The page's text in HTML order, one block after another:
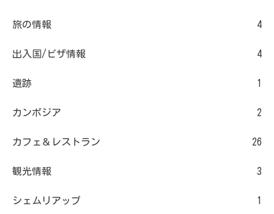
旅の情報 4
出入国/ビザ情報 4
遺跡 1
カンボジア 2
カフェ＆レストラン 26
観光情報 3
シェムリアップ 1